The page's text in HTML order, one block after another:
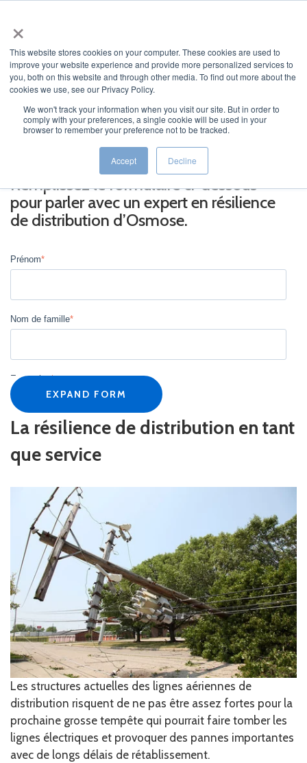
×
This website stores cookies on your computer. These cookies are used to
improve your website experience and provide more personalized services to
you, both on this website and through other media. To find out more about the
cookies we use, see our Privacy Policy.
We won't track your information when you visit our site. But in order to
comply with your preferences, a single cookie will be used in your
browser to remember your preference not to be tracked.
Accept Decline
JUMP TO...
Remplissez le formulaire ci-dessous
pour parler avec un expert en résilience
de distribution d’Osmose.
Prénom*
Nom de famille*
Enterprise*
Courriel professionnel
Numéro de téléphone*
EXPAND FORM
La résilience de distribution en tant
que service
Les structures actuelles des lignes aériennes de
distribution risquent de ne pas être assez fortes pour la
prochaine grosse tempête qui pourrait faire tomber les
lignes électriques et provoquer des pannes importantes
avec de longs délais de rétablissement.